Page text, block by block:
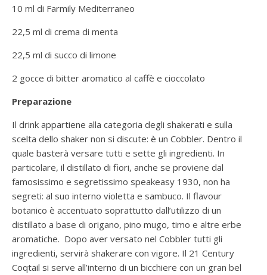
10 ml di Farmily Mediterraneo
22,5 ml di crema di menta
22,5 ml di succo di limone
2 gocce di bitter aromatico al caffè e cioccolato
Preparazione
Il drink appartiene alla categoria degli shakerati e sulla
scelta dello shaker non si discute: è un Cobbler. Dentro il
quale basterà versare tutti e sette gli ingredienti. In
particolare, il distillato di fiori, anche se proviene dal
famosissimo e segretissimo speakeasy 1930, non ha
segreti: al suo interno violetta e sambuco. Il flavour
botanico è accentuato soprattutto dall’utilizzo di un
distillato a base di origano, pino mugo, timo e altre erbe
aromatiche. Dopo aver versato nel Cobbler tutti gli
ingredienti, servirà shakerare con vigore. Il 21 Century
Coqtail si serve all’interno di un bicchiere con un gran bel